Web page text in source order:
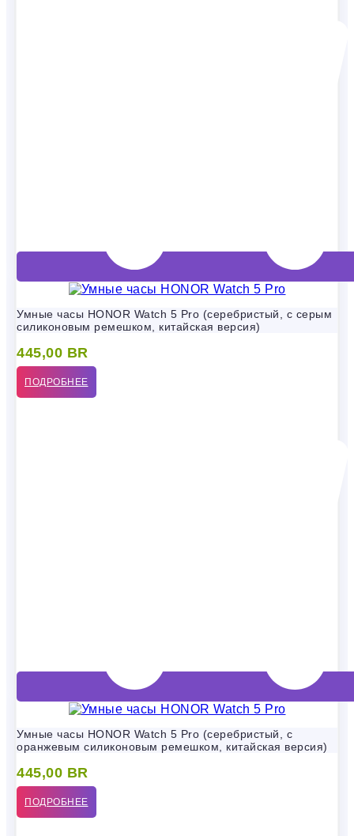
Умные часы HONOR Watch 5 Pro (серебристый, с серым
силиконовым ремешком, китайская версия)
445,00 BR
ПОДРОБНЕЕ
Умные часы HONOR Watch 5 Pro (серебристый, с
оранжевым силиконовым ремешком, китайская версия)
445,00 BR
ПОДРОБНЕЕ